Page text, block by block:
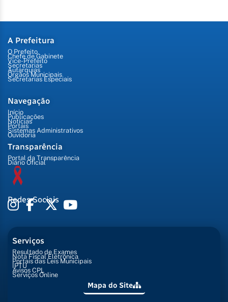
A Prefeitura
O Prefeito
Chefe de Gabinete
Vice-Prefeito
Secretarias
Autarquias
Órgãos Municipais
Secretarias Especiais
Navegação
Início
Publicações
Notícias
Portais
Sistemas Administrativos
Ouvidoria
Transparência
Portal da Transparência
Diário Oficial
Redes Sociais
Serviços
Resultado de Exames
Nota Fiscal Eletrônica
Portais das Leis Municipais
IPTU
Avisos CPL
Serviços Online
Mapa do Site